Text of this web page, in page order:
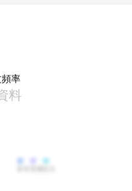
率
料